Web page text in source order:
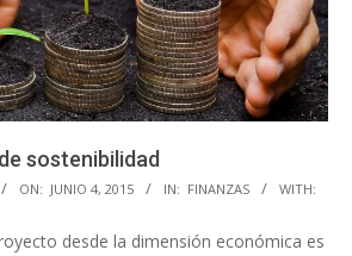
sostenibilidad
ON: JUNIO 4, 2015 IN: FINANZAS
WITH:
desde la dimensión económica es